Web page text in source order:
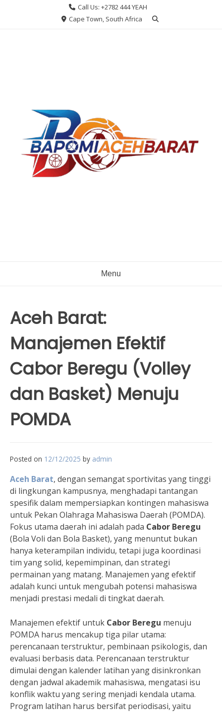
Call Us: +2782 444 YEAH
Cape Town, South Africa
Menu
Aceh Barat:
Manajemen Efektif
Cabor Beregu (Volley
dan Basket) Menuju
POMDA
Posted on 12/12/2025 by admin
Aceh Barat, dengan semangat sportivitas yang tinggi
di lingkungan kampusnya, menghadapi tantangan
spesifik dalam mempersiapkan kontingen mahasiswa
untuk Pekan Olahraga Mahasiswa Daerah (POMDA).
Fokus utama daerah ini adalah pada Cabor Beregu
(Bola Voli dan Bola Basket), yang menuntut bukan
hanya keterampilan individu, tetapi juga koordinasi
tim yang solid, kepemimpinan, dan strategi
permainan yang matang. Manajemen yang efektif
adalah kunci untuk mengubah potensi mahasiswa
menjadi prestasi medali di tingkat daerah.
Manajemen efektif untuk Cabor Beregu menuju
POMDA harus mencakup tiga pilar utama:
perencanaan terstruktur, pembinaan psikologis, dan
evaluasi berbasis data. Perencanaan terstruktur
dimulai dengan kalender latihan yang disinkronkan
dengan jadwal akademik mahasiswa, mengatasi isu
konflik waktu yang sering menjadi kendala utama.
Program latihan harus bersifat periodisasi, yaitu